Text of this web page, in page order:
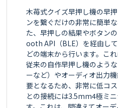
木苺式クイズ早押し機の早
ンを繋ぐだけの非常に簡単
た、早押しの結果やボタン
ooth API（BLE）を経由し
どの端末から行います。こ
従来の自作早押し機のよう
ーなど）やオーディオ出力
要となるため、非常に低コ
との接続には3.5mm4極ミ